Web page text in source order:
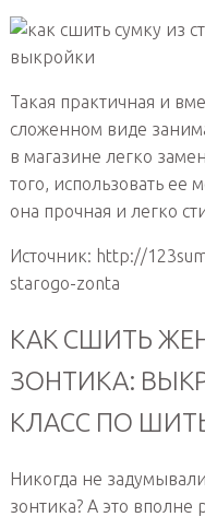
Такая практичная и
сложенном виде
в магазине легко
того, использовать ее
она прочная и легко
Источник: http://
starogo-zonta
КАК СШИТЬ
ЗОНТИКА:
КЛАСС ПО
Никогда не
зонтика? А это